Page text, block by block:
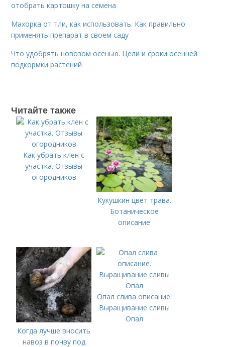
отобрать картошку на семена
Махорка от тли, как использовать. Как правильно
применять препарат в своём саду
Что удобрять новозом осенью. Цели и сроки осенней
подкормки растений
Читайте также
Как убрать клен с
участка. Отзывы
огородников
Кукушкин цвет трава.
Ботаническое
описание
Когда лучше вносить
навоз в почву под
Опал слива описание.
Выращивание сливы
Опал